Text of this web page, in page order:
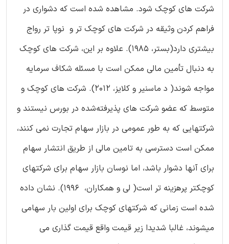
شرکت های کوچک شود. مشاهده شده است که دشواری در
فراهم کردن وثیقه در شرکت های کوچک تر و نوپا تر رواج
بیشتری دارد(بستر، 1985). علاوه بر این، شرکت های کوچک
به دنبال تأمین مالی ممکن است با مسئله شکاف سرمایه
مواجه شوند( د ماسنیر و کلایز، 2012). شرکت های کوچک و
متوسط که عضو شرکت های پذیرفته‌شده در بورس نیستند و
شرکتهایی که به طور عمومی در بازار سهام تجارت نمی کنند،
ممکن است دسترسی به تامین مالی از طریق انتشار سهام
برای آنها دشوار باشد، اما نوسان بازار سهام برای شرکتهای
کوچکتر پرهزینه تر است( لی و همکاران، 1996). نشان داده
شده است زمانی که شرکتهای کوچک برای اولین بار سهامی
میشوند، غالبا شدیدا زیر قیمت واقع قیمت گذاری می